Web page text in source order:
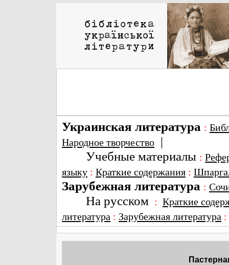
Украинская литература :
Народное творчество |
Учебные материалы :
языку : Краткие содержания :
Зарубежная литература :
На русском : Краткие
литература : Зарубежная литература